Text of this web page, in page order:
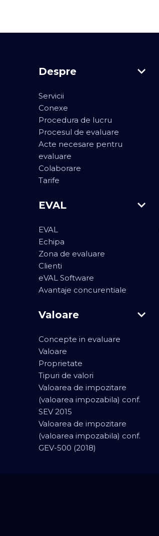
Despre
Servicii
Conexe
Procedura de lucru
Procesul de evaluare
Acte necesare pentru
evaluare
Colaborare
Tarife
EVAL
EVAL
Echipa
Zona de evaluare
Clienti
eVAL Software
Avantaje concurentiale
Valoare
Concepte in evaluare
Valoare
Proprietate
Tipuri de valori
Valoarea de impozitare
(valoarea impozabila) conf.
SEV 2015
Valoarea de impozitare
(valoarea impozabila) conf.
GEV-500 (2018)